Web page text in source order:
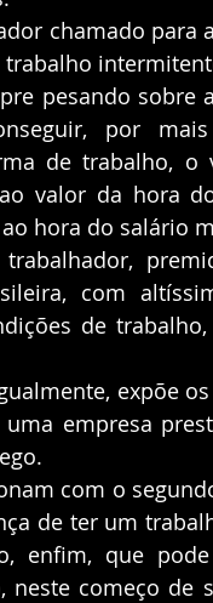
chamado para
pesando sobre
por
de trabalho,
valor da hora
hora do salário
com
de
expõe
empresa
com o
de ter um
enfim, que
começo de